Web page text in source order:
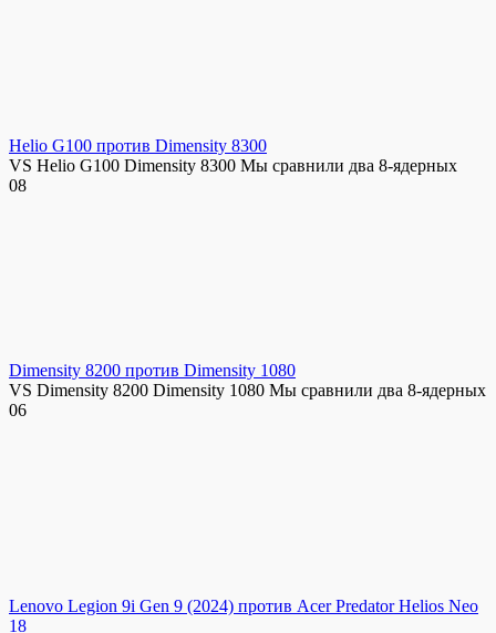
Helio G100 против Dimensity 8300
VS Helio G100 Dimensity 8300 Мы сравнили два 8-ядерных
08
Dimensity 8200 против Dimensity 1080
VS Dimensity 8200 Dimensity 1080 Мы сравнили два 8-ядерных
06
Lenovo Legion 9i Gen 9 (2024) против Acer Predator Helios Neo
18